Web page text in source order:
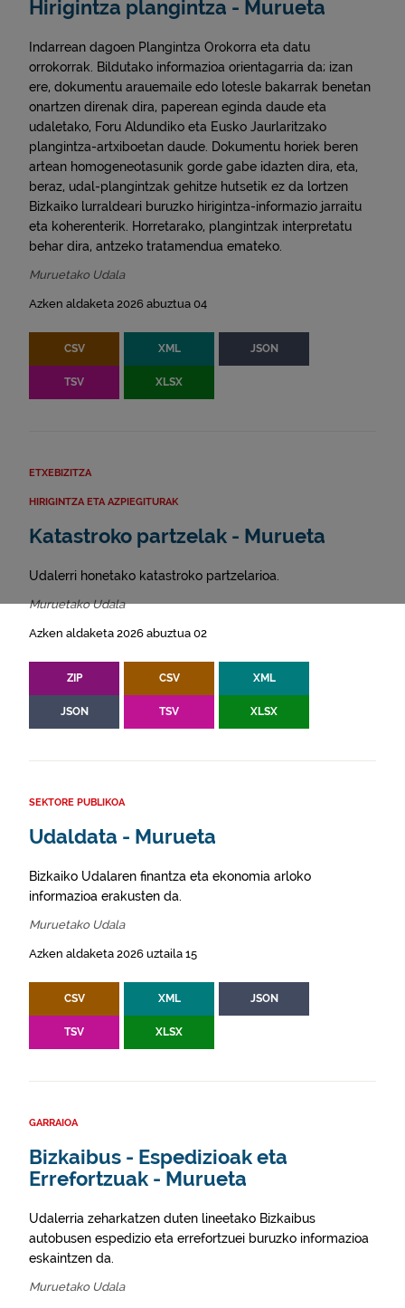
Hirigintza plangintza - Murueta
Indarrean dagoen Plangintza Orokorra eta datu
orrokorrak. Bildutako informazioa orientagarria da; izan
ere, dokumentu arauemaile edo lotesle bakarrak benetan
onartzen direnak dira, paperean eginda daude eta
udaletako, Foru Aldundiko eta Eusko Jaurlaritzako
plangintza-artxiboetan daude. Dokumentu horiek beren
artean homogeneotasunik gorde gabe idazten dira, eta,
beraz, udal-plangintzak gehitze hutsetik ez da lortzen
Bizkaiko lurraldeari buruzko hirigintza-informazio jarraitu
eta koherenterik. Horretarako, plangintzak interpretatu
behar dira, antzeko tratamendua emateko.
Muruetako Udala
Azken aldaketa 2026 abuztua 04
CSV XML JSON
TSV XLSX
ETXEBIZITZA
HIRIGINTZA ETA AZPIEGITURAK
Katastroko partzelak - Murueta
Udalerri honetako katastroko partzelarioa.
Muruetako Udala
Azken aldaketa 2026 abuztua 02
ZIP CSV XML
JSON TSV XLSX
SEKTORE PUBLIKOA
Udaldata - Murueta
Bizkaiko Udalaren finantza eta ekonomia arloko
informazioa erakusten da.
Muruetako Udala
Azken aldaketa 2026 uztaila 15
CSV XML JSON
TSV XLSX
GARRAIOA
Bizkaibus - Espedizioak eta
Errefortzuak - Murueta
Udalerria zeharkatzen duten lineetako Bizkaibus
autobusen espedizio eta errefortzuei buruzko informazioa
eskaintzen da.
Muruetako Udala